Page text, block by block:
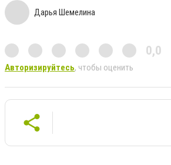
Дарья Шемелина
0,0
Авторизируйтесь, чтобы оценить